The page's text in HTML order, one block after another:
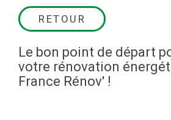
RETOUR
Le bon point de départ
votre rénovation
France Rénov' !